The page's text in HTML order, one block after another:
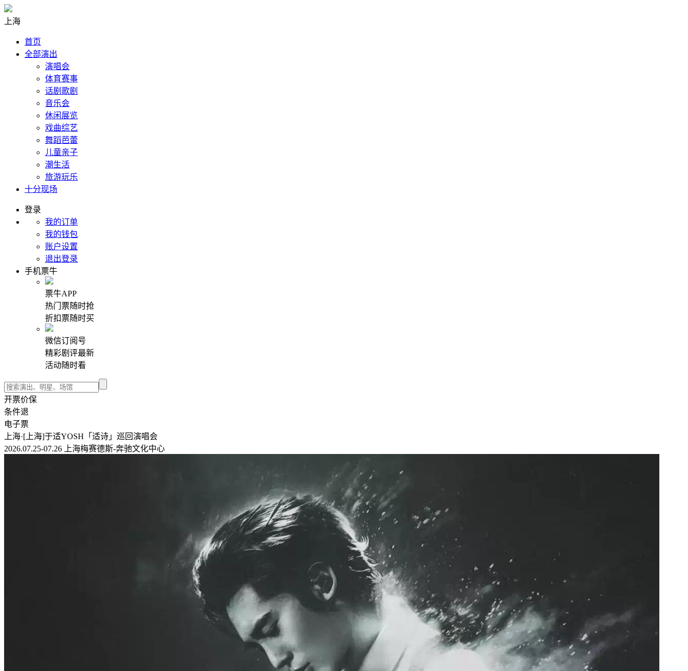
上海
首页
全部演出
演唱会
体育赛事
话剧歌剧
音乐会
休闲展览
戏曲综艺
舞蹈芭蕾
儿童亲子
潮生活
旅游玩乐
十分现场
登录
我的订单
我的钱包
账户设置
退出登录
手机票牛
票牛APP
热门票随时抢
折扣票随时买
微信订阅号
精彩剧评最新
活动随时看
开票价保
条件退
电子票
上海·[上海]于适YOSH「适诗」巡回演唱会
2026.07.25-07.26 上海梅赛德斯-奔驰文化中心